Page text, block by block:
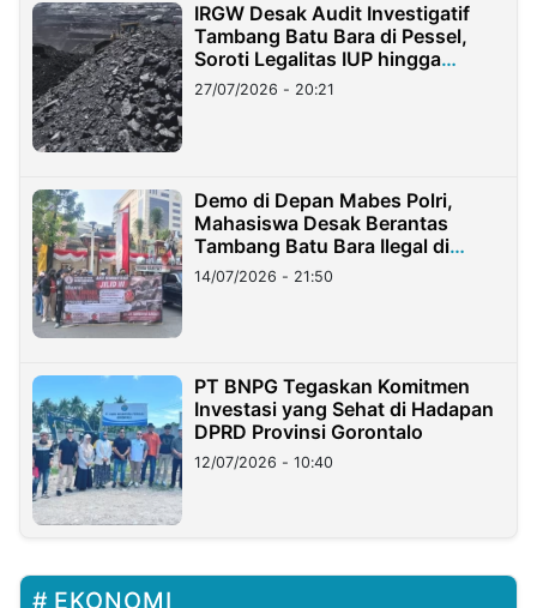
IRGW Desak Audit Investigatif
Tambang Batu Bara di Pessel,
Soroti Legalitas IUP hingga
Stockpile
27/07/2026 - 20:21
Demo di Depan Mabes Polri,
Mahasiswa Desak Berantas
Tambang Batu Bara Ilegal di
Lampung
14/07/2026 - 21:50
PT BNPG Tegaskan Komitmen
Investasi yang Sehat di Hadapan
DPRD Provinsi Gorontalo
12/07/2026 - 10:40
EKONOMI